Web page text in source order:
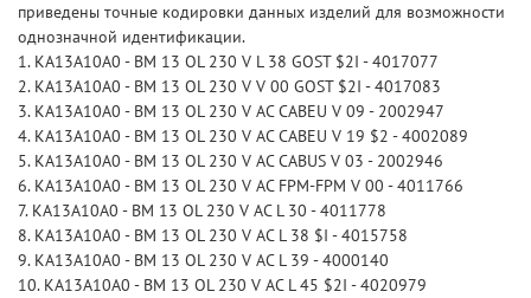
приведены точные кодировки данных изделий для возможности
однозначной идентификации.
1. KA13A10A0 - BM 13 OL 230 V L 38 GOST $2I - 4017077
2. KA13A10A0 - BM 13 OL 230 V V 00 GOST $2I - 4017083
3. KA13A10A0 - BM 13 OL 230 V AC CABEU V 09 - 2002947
4. KA13A10A0 - BM 13 OL 230 V AC CABEU V 19 $2 - 4002089
5. KA13A10A0 - BM 13 OL 230 V AC CABUS V 03 - 2002946
6. KA13A10A0 - BM 13 OL 230 V AC FPM-FPM V 00 - 4011766
7. KA13A10A0 - BM 13 OL 230 V AC L 30 - 4011778
8. KA13A10A0 - BM 13 OL 230 V AC L 38 $I - 4015758
9. KA13A10A0 - BM 13 OL 230 V AC L 39 - 4000140
10. KA13A10A0 - BM 13 OL 230 V AC L 45 $2I - 4020979